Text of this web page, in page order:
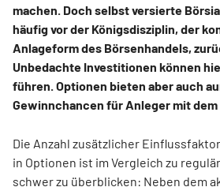
machen. Doch selbst versierte
häufig vor der Königsdisziplin, der
Anlageform des Börsenhandels,
Unbedachte Investitionen können
führen. Optionen bieten aber auch
Gewinnchancen für Anleger mit
Die Anzahl zusätzlicher
in Optionen ist im Vergleich zu
schwer zu überblicken: Neben dem